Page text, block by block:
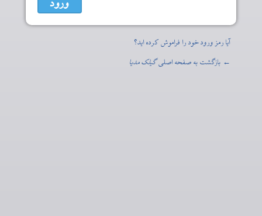
آیا رمز ورود خود را فراموش کرده اید؟
← بازگشت به صفحه اصلیگیلک مدیا